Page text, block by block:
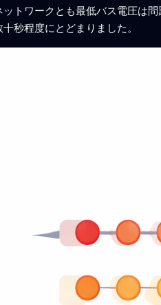
トワークとも最低バス電圧は
秒程度にとどまりました。